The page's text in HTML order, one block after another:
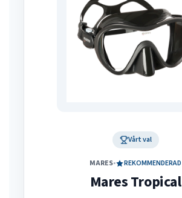
Vårt val
MARES• REKOMMENDERAD
Mares Tropical